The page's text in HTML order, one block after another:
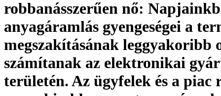
robbanásszerűen nő:
anyagáramlás gyengeségei a
megszakításának leggyakoribb
számítanak az elektronikai
területén. Az ügyfelek és a piac